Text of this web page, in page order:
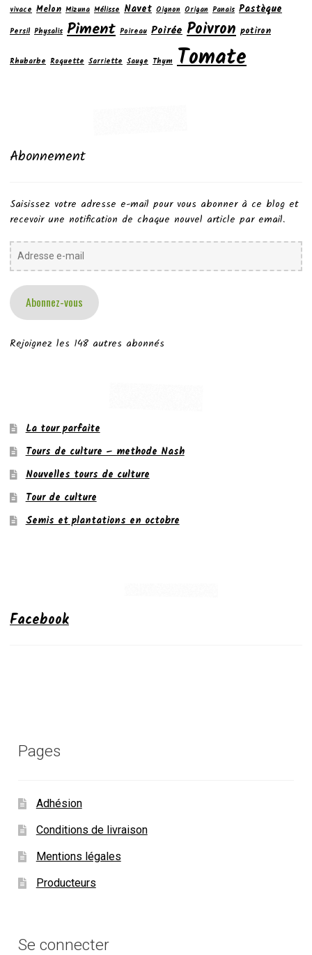
vivace Melon Mizuna Mélisse Navet Oignon Origan Panais Pastèque
Persil Physalis Piment Poireau Poirée Poivron potiron
Rhubarbe Roquette Sarriette Sauge Thym Tomate
Abonnement
Saisissez votre adresse e-mail pour vous abonner à ce blog et
recevoir une notification de chaque nouvel article par email.
Adresse
e-
Abonnez-vous
Rejoignez les 148 autres abonnés
La tour parfaite
Tours de culture – methode Nash
Nouvelles tours de culture
Tour de culture
Semis et plantations en octobre
Facebook
Pages
Adhésion
Conditions de livraison
Mentions légales
Producteurs
Se connecter